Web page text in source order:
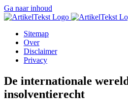
Ga naar inhoud
Sitemap
Over
Disclaimer
Privacy
De internationale
insolventierecht